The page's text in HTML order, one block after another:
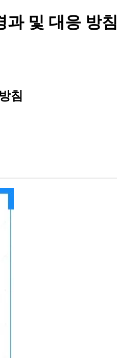
과 및 대응 방침
침